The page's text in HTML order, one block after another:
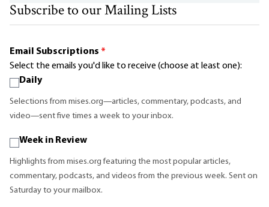
Subscribe to our Mailing Lists
Email Subscriptions *
Select the emails you'd like to receive (choose at least one):
Daily
Selections from mises.org—articles, commentary, podcasts, and
video—sent five times a week to your inbox.
Week in Review
Highlights from mises.org featuring the most popular articles,
commentary, podcasts, and videos from the previous week. Sent on
Saturday to your mailbox.